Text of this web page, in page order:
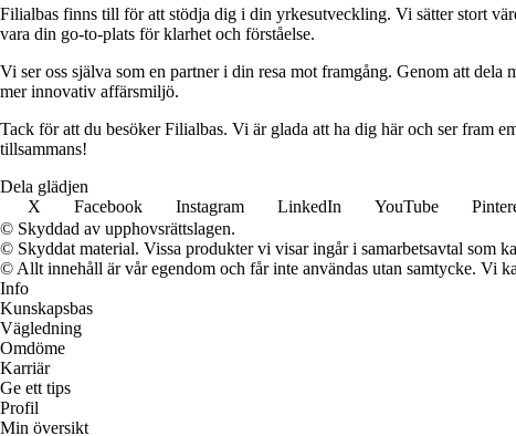
Filialbas finns till för att stödja dig i din yrkesutveckling. Vi sätter stort
vara din go-to-plats för klarhet och förståelse.
Vi ser oss själva som en partner i din resa mot framgång. Genom att
mer innovativ affärsmiljö.
Tack för att du besöker Filialbas. Vi är glada att ha dig här och ser fram
tillsammans!
Dela glädjen
X
Facebook Instagram LinkedIn YouTube
© Skyddad av upphovsrättslagen.
© Skyddat material. Vissa produkter vi visar ingår i samarbetsavtal som
© Allt innehåll är vår egendom och får inte användas utan samtycke. Vi
Info
Kunskapsbas
Vägledning
Omdöme
Karriär
Ge ett tips
Profil
Min översikt